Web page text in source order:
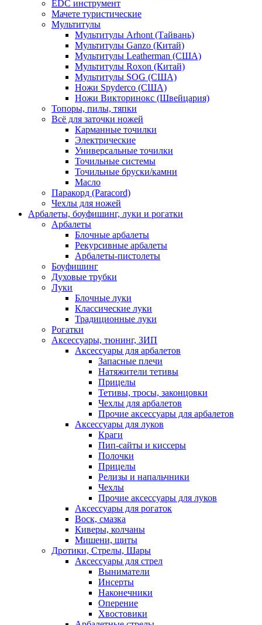
EDC инструмент
Мачете туристические
Мультитулы
Мультитулы Arhont (Тайвань)
Мультитулы Ganzo (Китай)
Мультитулы Leatherman (США)
Мультитулы Roxon (Китай)
Мультитулы SOG (США)
Ножи Spyderco (США)
Ножи Викторинокс (Швейцария)
Топоры, пилы, тяпки
Всё для заточки ножей
Карманные точилки
Электрические
Универсальные точилки
Точильные системы
Точильные бруски/камни
Масло
Паракорд (Paracord)
Чехлы для ножей
Арбалеты, боуфишинг, луки и рогатки
Арбалеты
Блочные арбалеты
Рекурсивные арбалеты
Арбалеты-пистолеты
Боуфишинг
Духовые трубки
Луки
Блочные луки
Классические луки
Традиционные луки
Рогатки
Аксессуары, тюнинг, ЗИП
Аксессуары для арбалетов
Запасные плечи
Натяжители тетивы
Прицелы
Тетивы, тросы, законцовки
Чехлы для арбалетов
Прочие аксессуары для арбалетов
Аксессуары для луков
Краги
Пип-сайты и киссеры
Полочки
Прицелы
Релизы и напальчники
Чехлы
Прочие аксессуары для луков
Аксессуары для рогаток
Воск, смазка
Киверы, колчаны
Мишени, щиты
Дротики, Стрелы, Шары
Аксессуары для стрел
Выниматели
Инсерты
Наконечники
Оперение
Хвостовики